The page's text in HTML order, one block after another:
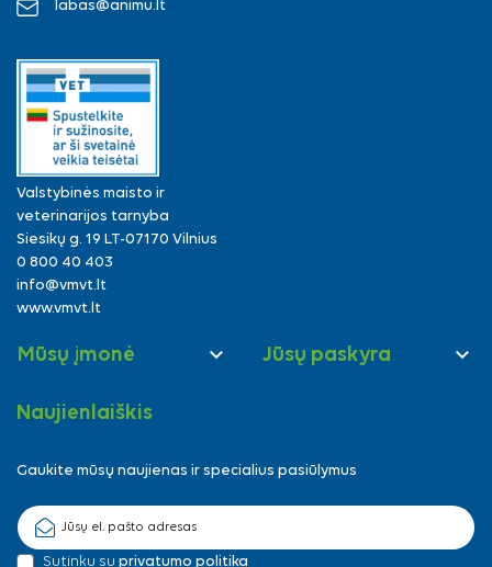
labas@animu.lt
Valstybinės maisto ir
veterinarijos tarnyba
Siesikų g. 19 LT-07170 Vilnius
0 800 40 403
info@vmvt.lt
www.vmvt.lt
Mūsų įmonė  Jūsų paskyra 
Naujienlaiškis
Gaukite mūsų naujienas ir specialius pasiūlymus
Sutinku su privatumo politika